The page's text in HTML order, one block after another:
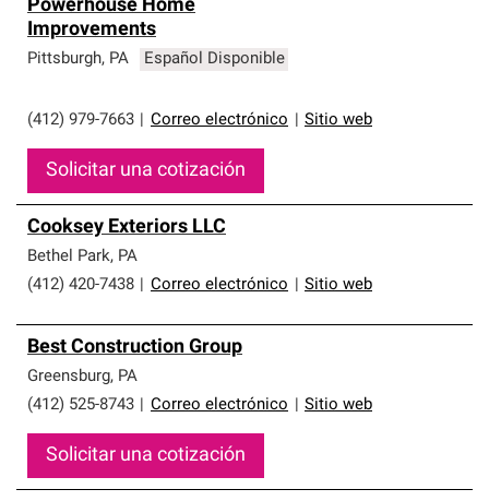
Powerhouse Home
Improvements
Pittsburgh, PA Español Disponible
(412) 979-7663 Correo electrónico Sitio web
Solicitar una cotización
Cooksey Exteriors LLC
Bethel Park, PA
(412) 420-7438
Correo electrónico Sitio web
Best Construction Group
Greensburg, PA
(412) 525-8743
Correo electrónico Sitio web
Solicitar una cotización